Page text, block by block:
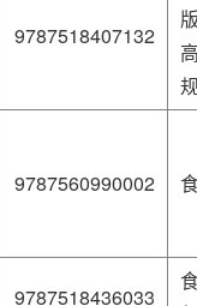
9787518407132
9787560990002
9787518436033